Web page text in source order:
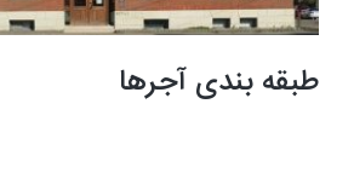
طبقه بندی آجرها